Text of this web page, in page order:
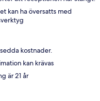
kan ha översatts med
kostnader.
kan krävas
är 21 år